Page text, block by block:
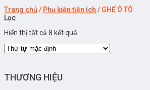
Trang chủ / Phụ kiện tiện ích / GHẾ Ô TÔ
Lọc
Hiển thị tất cả 8 kết quả
THƯƠNG HIỆU